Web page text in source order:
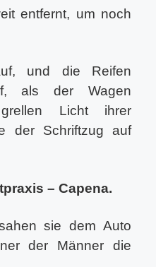
entfernt, um noch
und die Reifen
als der Wagen
Licht ihrer
der Schriftzug auf
– Capena.
sie dem Auto
der Männer die